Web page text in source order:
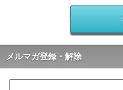
メルマガ登録・解除